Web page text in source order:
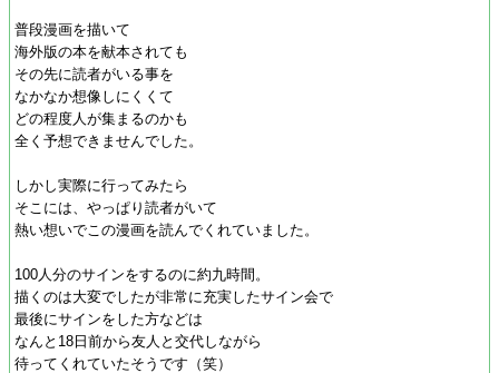
普段漫画を描いて
海外版の本を献本されても
その先に読者がいる事を
なかなか想像しにくくて
どの程度人が集まるのかも
全く予想できませんでした。
しかし実際に行ってみたら
そこには、やっぱり読者がいて
熱い想いでこの漫画を読んでくれていました。
100人分のサインをするのに約九時間。
描くのは大変でしたが非常に充実したサイン会で
最後にサインをした方などは
なんと18日前から友人と交代しながら
待ってくれていたそうです（笑）